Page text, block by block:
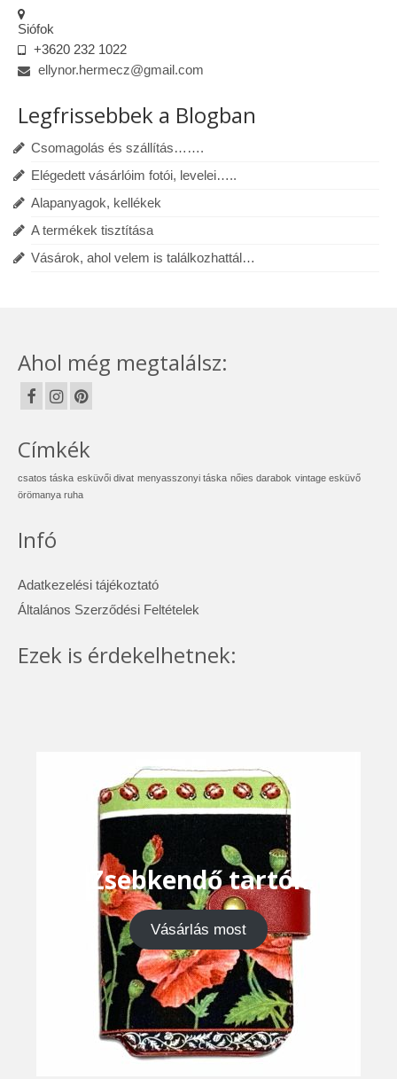
Siófok
+3620 232 1022
ellynor.hermecz@gmail.com
Legfrissebbek a Blogban
Csomagolás és szállítás…….
Elégedett vásárlóim fotói, levelei…..
Alapanyagok, kellékek
A termékek tisztítása
Vásárok, ahol velem is találkozhattál…
Ahol még megtalálsz:
Címkék
csatos táska esküvői divat menyasszonyi táska nőies darabok vintage esküvő
örömanya ruha
Infó
Adatkezelési tájékoztató
Általános Szerződési Feltételek
Ezek is érdekelhetnek:
Zsebkendő tartók
Vásárlás most